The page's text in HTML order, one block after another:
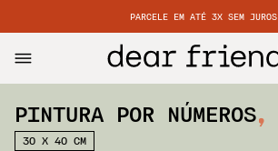
PARCELE EM ATÉ 3X SEM JUROS
PINTURA POR NÚMEROS
30 X 40 CM